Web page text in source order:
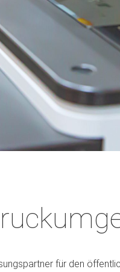
unsere Expertise
für den